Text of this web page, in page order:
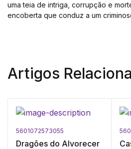
uma teia de intriga, corrupção e
encoberta que conduz a um
Artigos
5601072573055
Dragões do Alvorecer